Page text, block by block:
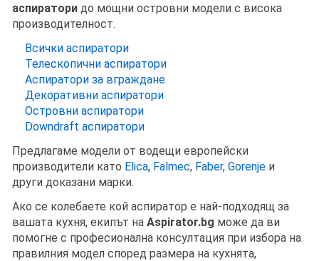
аспиратори до мощни островни модели с висока
производителност.
Всички аспиратори
Телескопични аспиратори
Аспиратори за вграждане
Декоративни аспиратори
Островни аспиратори
Downdraft аспиратори
Предлагаме модели от водещи европейски
производители като Elica, Falmec, Faber, Gorenje и
други доказани марки.
Ако се колебаете кой аспиратор е най-подходящ за
вашата кухня, екипът на Aspirator.bg може да ви
помогне с професионална консултация при избора на
правилния модел според размера на кухнята,